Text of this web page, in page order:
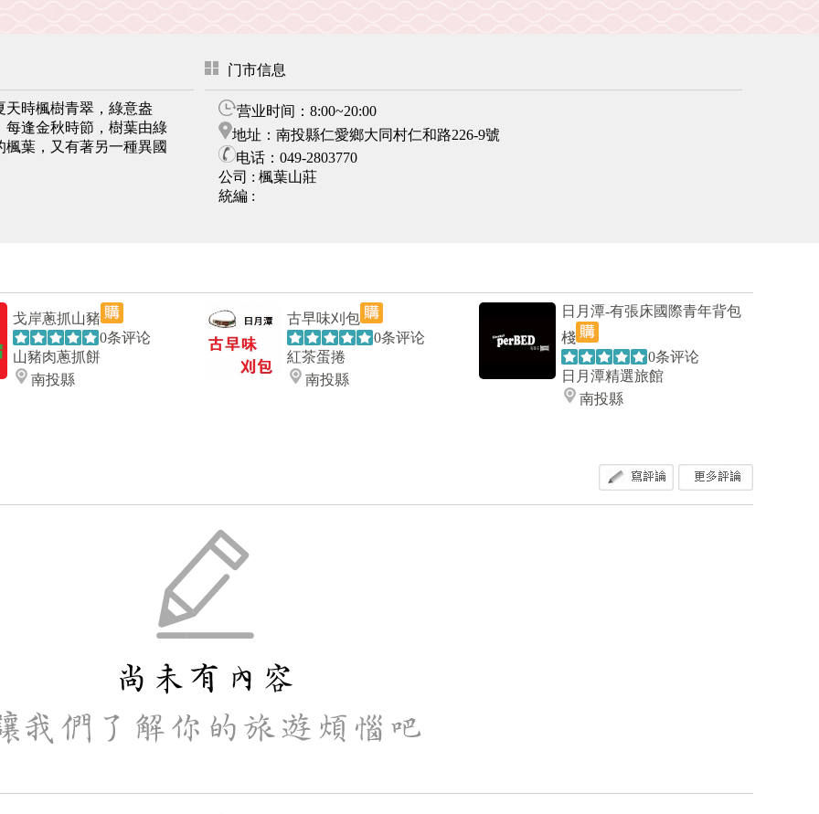
時楓樹青翠，綠意盎
逢金秋時節，樹葉由綠
葉，又有著另一種異國
门市信息
营业时间：8:00~20:00
地址：南投縣仁愛鄉大同村仁和路226-9號
电话：049-2803770
公司 : 楓葉山莊
統編 :
戈岸蔥抓山豬
0条评论
山豬肉蔥抓餅
南投縣
古早味刈包
0条评论
紅茶蛋捲
南投縣
日月潭-有張床國際青年背包
棧
0条评论
日月潭精選旅館
南投縣